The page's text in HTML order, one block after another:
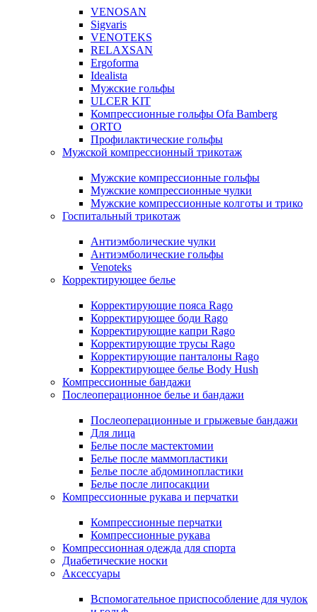
VENOSAN
Sigvaris
VENOTEKS
RELAXSAN
Ergoforma
Idealista
Мужские гольфы
ULCER KIT
Компрессионные гольфы Ofa Bamberg
ORTO
Профилактические гольфы
Мужской компрессионный трикотаж
Мужские компрессионные гольфы
Мужские компрессионные чулки
Мужские компрессионные колготы и трико
Госпитальный трикотаж
Антиэмболические чулки
Антиэмболические гольфы
Venoteks
Корректирующее белье
Корректирующие пояса Rago
Корректирующее боди Rago
Корректирующие капри Rago
Корректирующие трусы Rago
Корректирующие панталоны Rago
Корректирующее белье Body Hush
Компрессионные бандажи
Послеоперационное белье и бандажи
Послеоперационные и грыжевые бандажи
Для лица
Белье после мастектомии
Белье после маммопластики
Белье после абдоминопластики
Белье после липосакции
Компрессионные рукава и перчатки
Компрессионные перчатки
Компрессионные рукава
Компрессионная одежда для спорта
Диабетические носки
Аксессуары
Вспомогательное приспособление для чулок